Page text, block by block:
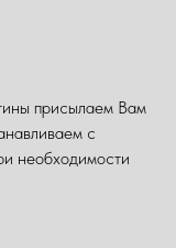
присылаем Вам
с
необходимости